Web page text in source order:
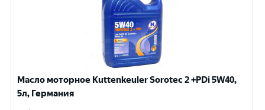
Масло моторное Kuttenkeuler Sorotec 2 +PDi 5W40,
5л, Германия